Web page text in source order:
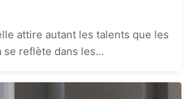
attire autant les talents que les
reflète dans les...